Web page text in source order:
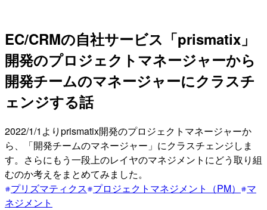
EC/CRMの自社サービス「prismatix」
開発のプロジェクトマネージャーから
開発チームのマネージャーにクラスチ
ェンジする話
2022/1/1よりprismatix開発のプロジェクトマネージャーか
ら、「開発チームのマネージャー」にクラスチェンジしま
す。さらにもう一段上のレイヤのマネジメントにどう取り組
むのか考えをまとめてみました。
プリズマティクス プロジェクトマネジメント（PM）
マ
ネジメント